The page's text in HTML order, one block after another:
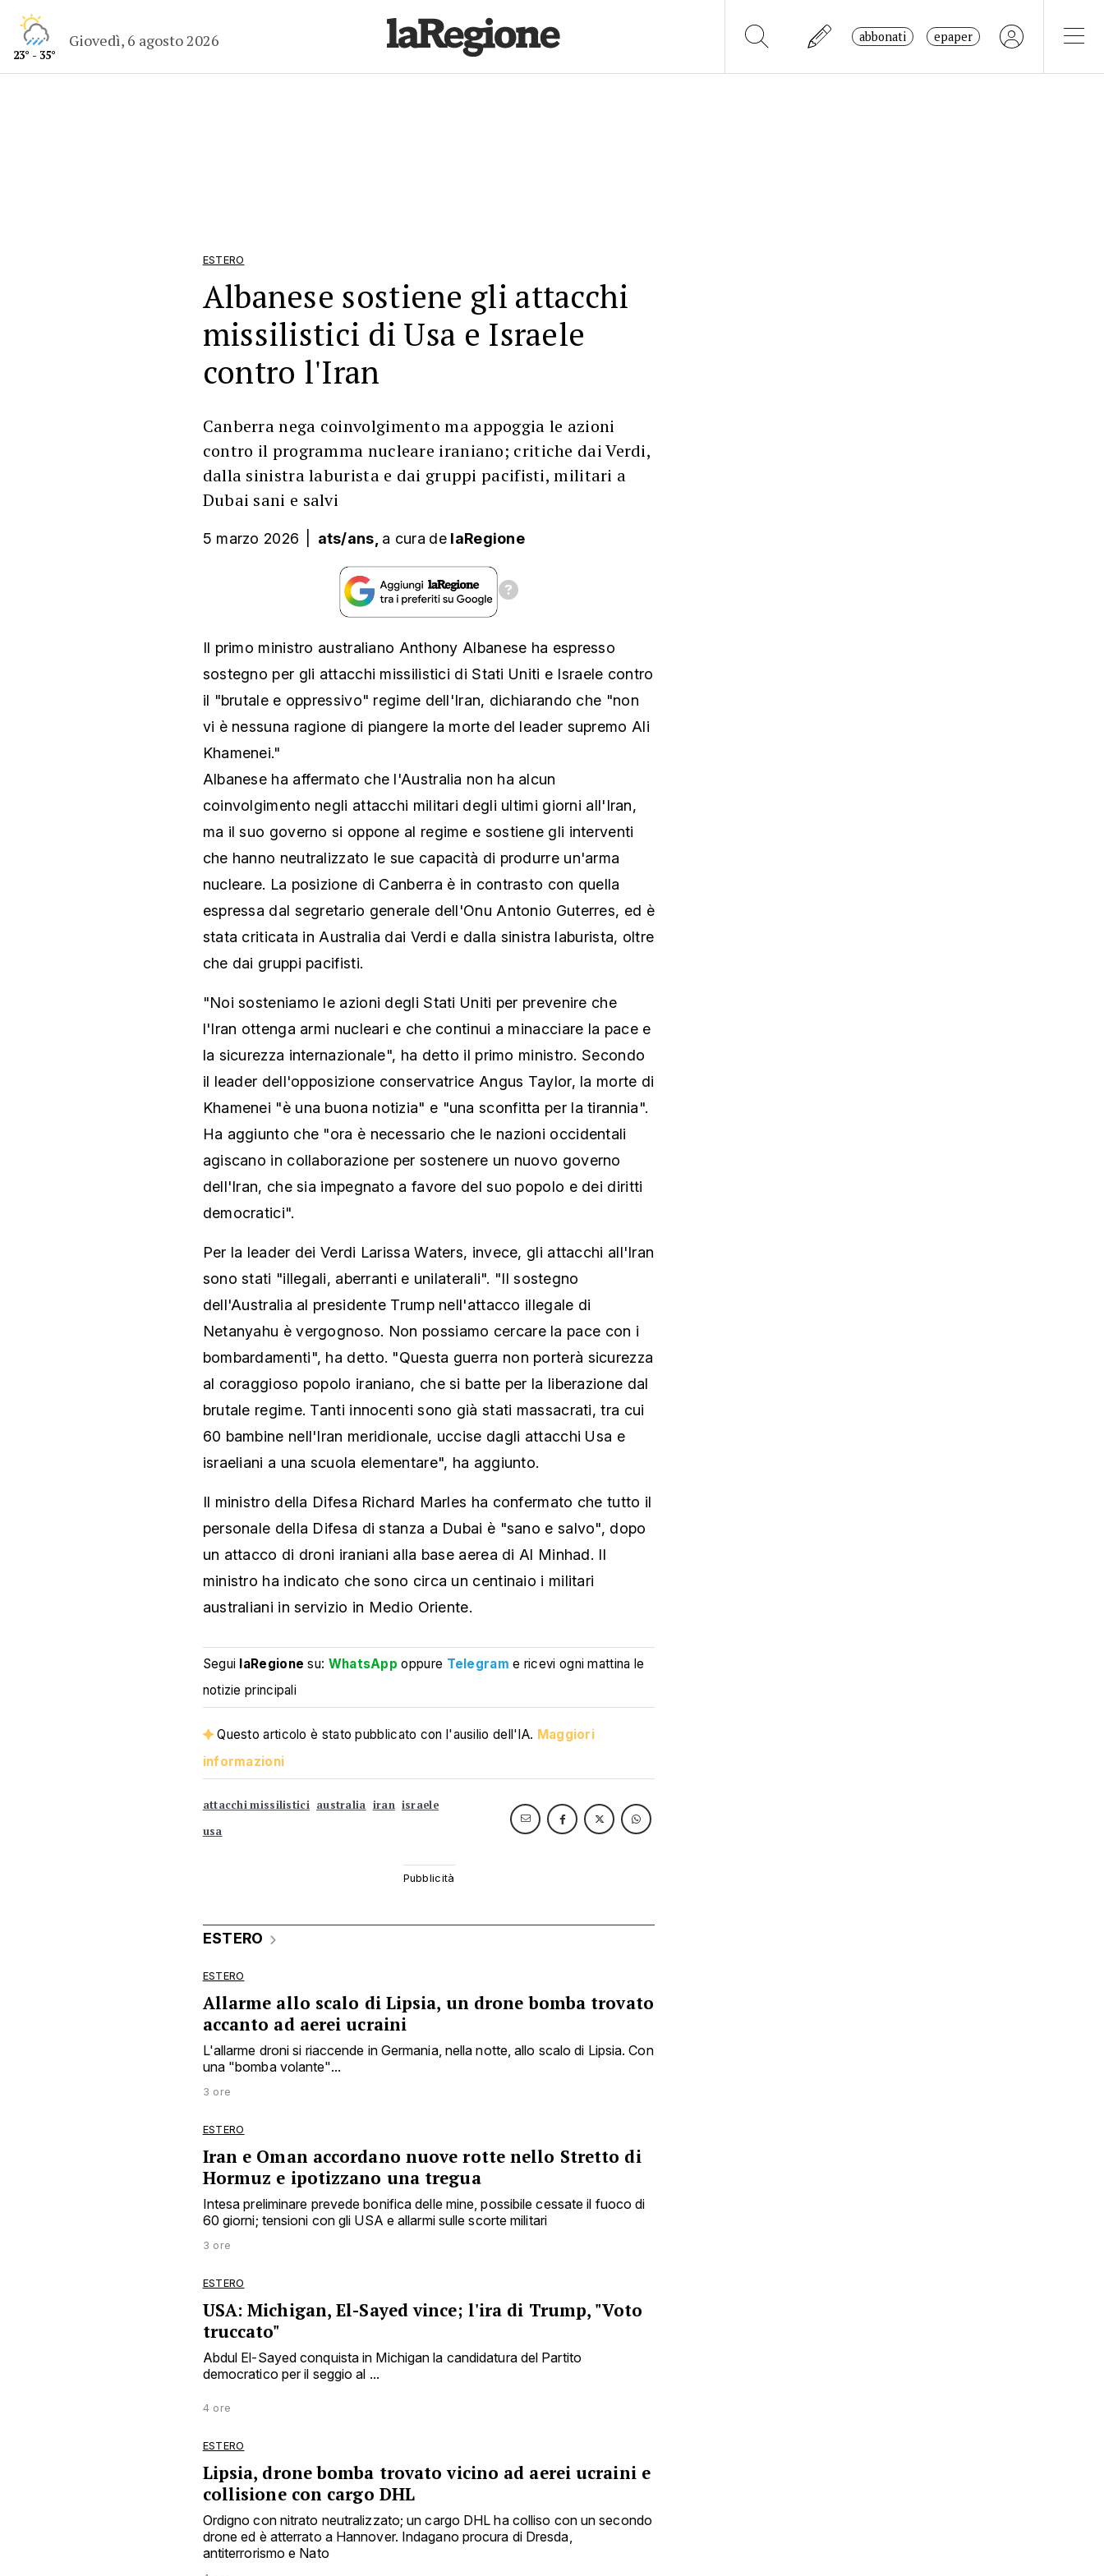
23° - 35°
Giovedì, 6 agosto 2026 abbonati epaper
ESTERO
Albanese sostiene gli attacchi
missilistici di Usa e Israele
contro l'Iran
Canberra nega coinvolgimento ma appoggia le azioni
contro il programma nucleare iraniano; critiche dai Verdi,
dalla sinistra laburista e dai gruppi pacifisti, militari a
Dubai sani e salvi
5 marzo 2026 ats/ans, a cura de laRegione
Il primo ministro australiano Anthony Albanese ha espresso
sostegno per gli attacchi missilistici di Stati Uniti e Israele contro
il "brutale e oppressivo" regime dell'Iran, dichiarando che "non
vi è nessuna ragione di piangere la morte del leader supremo Ali
Khamenei."
Albanese ha affermato che l'Australia non ha alcun
coinvolgimento negli attacchi militari degli ultimi giorni all'Iran,
ma il suo governo si oppone al regime e sostiene gli interventi
che hanno neutralizzato le sue capacità di produrre un'arma
nucleare. La posizione di Canberra è in contrasto con quella
espressa dal segretario generale dell'Onu Antonio Guterres, ed è
stata criticata in Australia dai Verdi e dalla sinistra laburista, oltre
che dai gruppi pacifisti.
"Noi sosteniamo le azioni degli Stati Uniti per prevenire che
l'Iran ottenga armi nucleari e che continui a minacciare la pace e
la sicurezza internazionale", ha detto il primo ministro. Secondo
il leader dell'opposizione conservatrice Angus Taylor, la morte di
Khamenei "è una buona notizia" e "una sconfitta per la tirannia".
Ha aggiunto che "ora è necessario che le nazioni occidentali
agiscano in collaborazione per sostenere un nuovo governo
dell'Iran, che sia impegnato a favore del suo popolo e dei diritti
democratici".
Per la leader dei Verdi Larissa Waters, invece, gli attacchi all'Iran
sono stati "illegali, aberranti e unilaterali". "Il sostegno
dell'Australia al presidente Trump nell'attacco illegale di
Netanyahu è vergognoso. Non possiamo cercare la pace con i
bombardamenti", ha detto. "Questa guerra non porterà sicurezza
al coraggioso popolo iraniano, che si batte per la liberazione dal
brutale regime. Tanti innocenti sono già stati massacrati, tra cui
60 bambine nell'Iran meridionale, uccise dagli attacchi Usa e
israeliani a una scuola elementare", ha aggiunto.
Il ministro della Difesa Richard Marles ha confermato che tutto il
personale della Difesa di stanza a Dubai è "sano e salvo", dopo
un attacco di droni iraniani alla base aerea di Al Minhad. Il
ministro ha indicato che sono circa un centinaio i militari
australiani in servizio in Medio Oriente.
Segui laRegione su: WhatsApp oppure Telegram e ricevi ogni mattina le
notizie principali
Questo articolo è stato pubblicato con l'ausilio dell'IA. Maggiori
informazioni
attacchi missilistici australia iran israele
usa
ESTERO
ESTERO
Allarme allo scalo di Lipsia, un drone bomba trovato
accanto ad aerei ucraini
L'allarme droni si riaccende in Germania, nella notte, allo scalo di Lipsia. Con
una "bomba volante"...
3 ore
ESTERO
Iran e Oman accordano nuove rotte nello Stretto di
Hormuz e ipotizzano una tregua
Intesa preliminare prevede bonifica delle mine, possibile cessate il fuoco di
60 giorni; tensioni con gli USA e allarmi sulle scorte militari
3 ore
ESTERO
USA: Michigan, El-Sayed vince; l'ira di Trump, "Voto
truccato"
Abdul El-Sayed conquista in Michigan la candidatura del Partito
democratico per il seggio al ...
4 ore
ESTERO
Lipsia, drone bomba trovato vicino ad aerei ucraini e
collisione con cargo DHL
Ordigno con nitrato neutralizzato; un cargo DHL ha colliso con un secondo
drone ed è atterrato a Hannover. Indagano procura di Dresda,
antiterrorismo e Nato